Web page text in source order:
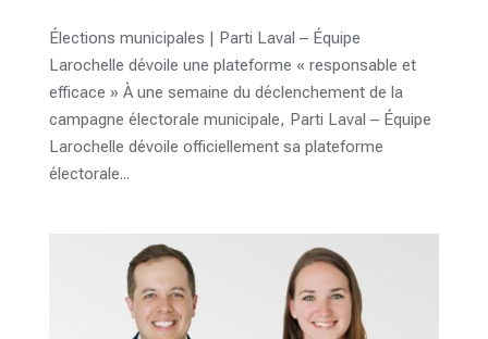
Élections municipales | Parti Laval – Équipe
Larochelle dévoile une plateforme « responsable et
efficace » À une semaine du déclenchement de la
campagne électorale municipale, Parti Laval – Équipe
Larochelle dévoile officiellement sa plateforme
électorale...